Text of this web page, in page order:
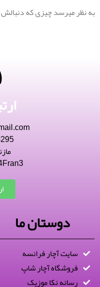
به نظر میرسد چیزی که
دوستان ما
سایت آچار فرانسه
فروشگاه آچار شاپ
رسانه نکا موزیک